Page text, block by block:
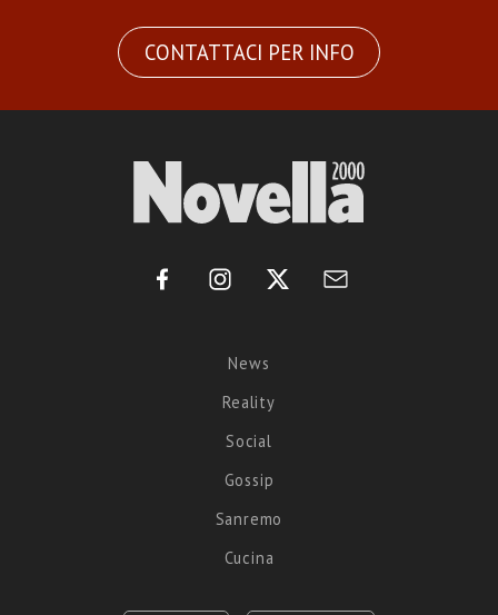
CONTATTACI PER INFO
News
Reality
Social
Gossip
Sanremo
Cucina